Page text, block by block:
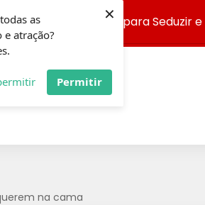
as
e atração?
Permitir
×
a Fórmula Infalível para Seduzir
na cama